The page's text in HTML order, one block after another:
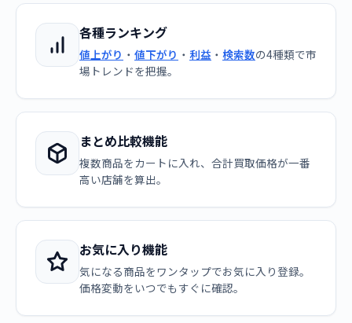
各種ランキング
値上がり ・ 値下がり ・ 利益 ・ 検索数の4種類で市
場トレンドを把握。
まとめ比較機能
複数商品をカートに入れ、合計買取価格が一番
高い店舗を算出。
お気に入り機能
気になる商品をワンタップでお気に入り登録。
価格変動をいつでもすぐに確認。